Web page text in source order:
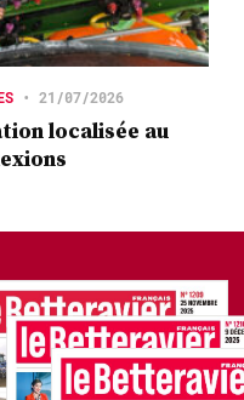
• 21/07/2026
localisée au